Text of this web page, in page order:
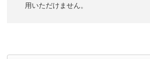
用いただけません。